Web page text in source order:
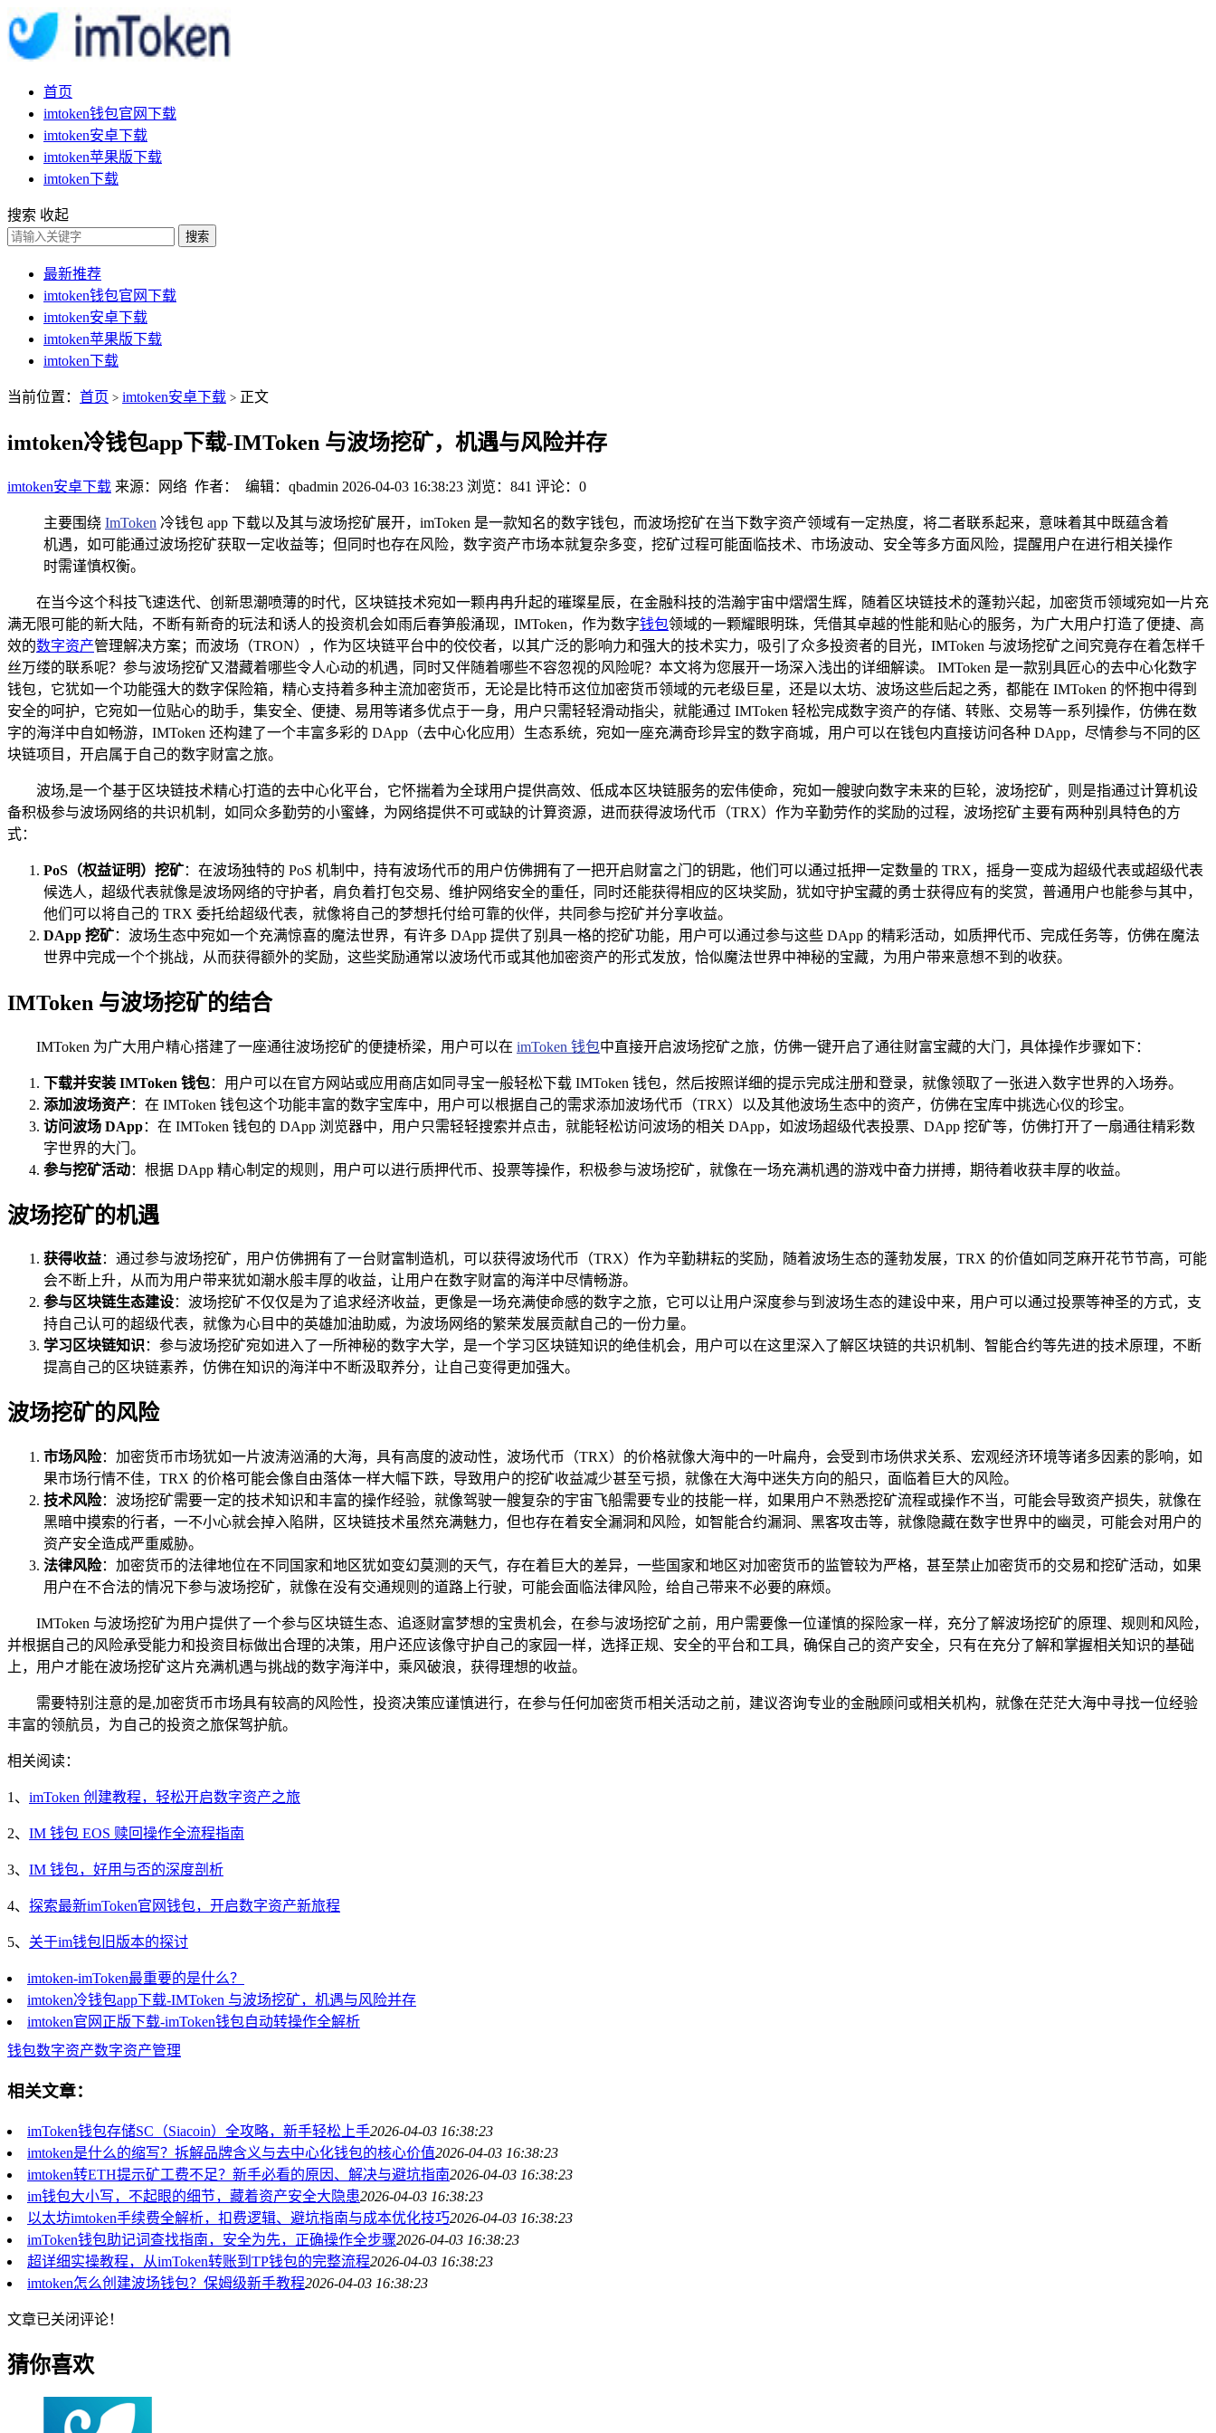
首页
imtoken钱包官网下载
imtoken安卓下载
imtoken苹果版下载
imtoken下载
搜索 收起
搜索
最新推荐
imtoken钱包官网下载
imtoken安卓下载
imtoken苹果版下载
imtoken下载
当前位置： 首页 > imtoken安卓下载 > 正文
imtoken冷钱包app下载-IMToken 与波场挖矿，机遇与风险并存
imtoken安卓下载 来源：网络 作者： 编辑：qbadmin 2026-04-03 16:38:23 浏览：841 评论：0
主要围绕 ImToken 冷钱包 app 下载以及其与波场挖矿展开，imToken 是一款知名的数字钱包，而波场挖矿在当下数字资产领域有一定热度，将二者联系起来，意味着其中既蕴含着
机遇，如可能通过波场挖矿获取一定收益等；但同时也存在风险，数字资产市场本就复杂多变，挖矿过程可能面临技术、市场波动、安全等多方面风险，提醒用户在进行相关操作
时需谨慎权衡。
在当今这个科技飞速迭代、创新思潮喷薄的时代，区块链技术宛如一颗冉冉升起的璀璨星辰，在金融科技的浩瀚宇宙中熠熠生辉，随着区块链技术的蓬勃兴起，加密货币领域宛如一片充
满无限可能的新大陆，不断有新奇的玩法和诱人的投资机会如雨后春笋般涌现，IMToken，作为数字钱包领域的一颗耀眼明珠，凭借其卓越的性能和贴心的服务，为广大用户打造了便捷、高
效的数字资产管理解决方案；而波场（TRON），作为区块链平台中的佼佼者，以其广泛的影响力和强大的技术实力，吸引了众多投资者的目光，IMToken 与波场挖矿之间究竟存在着怎样千
丝万缕的联系呢？参与波场挖矿又潜藏着哪些令人心动的机遇，同时又伴随着哪些不容忽视的风险呢？本文将为您展开一场深入浅出的详细解读。 IMToken 是一款别具匠心的去中心化数字
钱包，它犹如一个功能强大的数字保险箱，精心支持着多种主流加密货币，无论是比特币这位加密货币领域的元老级巨星，还是以太坊、波场这些后起之秀，都能在 IMToken 的怀抱中得到
安全的呵护，它宛如一位贴心的助手，集安全、便捷、易用等诸多优点于一身，用户只需轻轻滑动指尖，就能通过 IMToken 轻松完成数字资产的存储、转账、交易等一系列操作，仿佛在数
字的海洋中自如畅游，IMToken 还构建了一个丰富多彩的 DApp（去中心化应用）生态系统，宛如一座充满奇珍异宝的数字商城，用户可以在钱包内直接访问各种 DApp，尽情参与不同的区
块链项目，开启属于自己的数字财富之旅。
波场,是一个基于区块链技术精心打造的去中心化平台，它怀揣着为全球用户提供高效、低成本区块链服务的宏伟使命，宛如一艘驶向数字未来的巨轮，波场挖矿，则是指通过计算机设
备积极参与波场网络的共识机制，如同众多勤劳的小蜜蜂，为网络提供不可或缺的计算资源，进而获得波场代币（TRX）作为辛勤劳作的奖励的过程，波场挖矿主要有两种别具特色的方
式：
PoS（权益证明）挖矿：在波场独特的 PoS 机制中，持有波场代币的用户仿佛拥有了一把开启财富之门的钥匙，他们可以通过抵押一定数量的 TRX，摇身一变成为超级代表或超级代表
候选人，超级代表就像是波场网络的守护者，肩负着打包交易、维护网络安全的重任，同时还能获得相应的区块奖励，犹如守护宝藏的勇士获得应有的奖赏，普通用户也能参与其中，
他们可以将自己的 TRX 委托给超级代表，就像将自己的梦想托付给可靠的伙伴，共同参与挖矿并分享收益。
DApp 挖矿：波场生态中宛如一个充满惊喜的魔法世界，有许多 DApp 提供了别具一格的挖矿功能，用户可以通过参与这些 DApp 的精彩活动，如质押代币、完成任务等，仿佛在魔法
世界中完成一个个挑战，从而获得额外的奖励，这些奖励通常以波场代币或其他加密资产的形式发放，恰似魔法世界中神秘的宝藏，为用户带来意想不到的收获。
IMToken 与波场挖矿的结合
IMToken 为广大用户精心搭建了一座通往波场挖矿的便捷桥梁，用户可以在 imToken 钱包中直接开启波场挖矿之旅，仿佛一键开启了通往财富宝藏的大门，具体操作步骤如下：
下载并安装 IMToken 钱包：用户可以在官方网站或应用商店如同寻宝一般轻松下载 IMToken 钱包，然后按照详细的提示完成注册和登录，就像领取了一张进入数字世界的入场券。
添加波场资产：在 IMToken 钱包这个功能丰富的数字宝库中，用户可以根据自己的需求添加波场代币（TRX）以及其他波场生态中的资产，仿佛在宝库中挑选心仪的珍宝。
访问波场 DApp：在 IMToken 钱包的 DApp 浏览器中，用户只需轻轻搜索并点击，就能轻松访问波场的相关 DApp，如波场超级代表投票、DApp 挖矿等，仿佛打开了一扇通往精彩数
字世界的大门。
参与挖矿活动：根据 DApp 精心制定的规则，用户可以进行质押代币、投票等操作，积极参与波场挖矿，就像在一场充满机遇的游戏中奋力拼搏，期待着收获丰厚的收益。
波场挖矿的机遇
获得收益：通过参与波场挖矿，用户仿佛拥有了一台财富制造机，可以获得波场代币（TRX）作为辛勤耕耘的奖励，随着波场生态的蓬勃发展，TRX 的价值如同芝麻开花节节高，可能
会不断上升，从而为用户带来犹如潮水般丰厚的收益，让用户在数字财富的海洋中尽情畅游。
参与区块链生态建设：波场挖矿不仅仅是为了追求经济收益，更像是一场充满使命感的数字之旅，它可以让用户深度参与到波场生态的建设中来，用户可以通过投票等神圣的方式，支
持自己认可的超级代表，就像为心目中的英雄加油助威，为波场网络的繁荣发展贡献自己的一份力量。
学习区块链知识：参与波场挖矿宛如进入了一所神秘的数字大学，是一个学习区块链知识的绝佳机会，用户可以在这里深入了解区块链的共识机制、智能合约等先进的技术原理，不断
提高自己的区块链素养，仿佛在知识的海洋中不断汲取养分，让自己变得更加强大。
波场挖矿的风险
市场风险：加密货币市场犹如一片波涛汹涌的大海，具有高度的波动性，波场代币（TRX）的价格就像大海中的一叶扁舟，会受到市场供求关系、宏观经济环境等诸多因素的影响，如
果市场行情不佳，TRX 的价格可能会像自由落体一样大幅下跌，导致用户的挖矿收益减少甚至亏损，就像在大海中迷失方向的船只，面临着巨大的风险。
技术风险：波场挖矿需要一定的技术知识和丰富的操作经验，就像驾驶一艘复杂的宇宙飞船需要专业的技能一样，如果用户不熟悉挖矿流程或操作不当，可能会导致资产损失，就像在
黑暗中摸索的行者，一不小心就会掉入陷阱，区块链技术虽然充满魅力，但也存在着安全漏洞和风险，如智能合约漏洞、黑客攻击等，就像隐藏在数字世界中的幽灵，可能会对用户的
资产安全造成严重威胁。
法律风险：加密货币的法律地位在不同国家和地区犹如变幻莫测的天气，存在着巨大的差异，一些国家和地区对加密货币的监管较为严格，甚至禁止加密货币的交易和挖矿活动，如果
用户在不合法的情况下参与波场挖矿，就像在没有交通规则的道路上行驶，可能会面临法律风险，给自己带来不必要的麻烦。
IMToken 与波场挖矿为用户提供了一个参与区块链生态、追逐财富梦想的宝贵机会，在参与波场挖矿之前，用户需要像一位谨慎的探险家一样，充分了解波场挖矿的原理、规则和风险，
并根据自己的风险承受能力和投资目标做出合理的决策，用户还应该像守护自己的家园一样，选择正规、安全的平台和工具，确保自己的资产安全，只有在充分了解和掌握相关知识的基础
上，用户才能在波场挖矿这片充满机遇与挑战的数字海洋中，乘风破浪，获得理想的收益。
需要特别注意的是,加密货币市场具有较高的风险性，投资决策应谨慎进行，在参与任何加密货币相关活动之前，建议咨询专业的金融顾问或相关机构，就像在茫茫大海中寻找一位经验
丰富的领航员，为自己的投资之旅保驾护航。
相关阅读：
1、 imToken 创建教程，轻松开启数字资产之旅
2、 IM 钱包 EOS 赎回操作全流程指南
3、 IM 钱包，好用与否的深度剖析
4、 探索最新imToken官网钱包，开启数字资产新旅程
5、 关于im钱包旧版本的探讨
imtoken-imToken最重要的是什么？
imtoken冷钱包app下载-IMToken 与波场挖矿，机遇与风险并存
imtoken官网正版下载-imToken钱包自动转操作全解析
钱包数字资产数字资产管理
相关文章：
imToken钱包存储SC（Siacoin）全攻略，新手轻松上手2026-04-03 16:38:23
imtoken是什么的缩写？拆解品牌含义与去中心化钱包的核心价值2026-04-03 16:38:23
imtoken转ETH提示矿工费不足？新手必看的原因、解决与避坑指南2026-04-03 16:38:23
im钱包大小写，不起眼的细节，藏着资产安全大隐患2026-04-03 16:38:23
以太坊imtoken手续费全解析，扣费逻辑、避坑指南与成本优化技巧2026-04-03 16:38:23
imToken钱包助记词查找指南，安全为先，正确操作全步骤2026-04-03 16:38:23
超详细实操教程，从imToken转账到TP钱包的完整流程2026-04-03 16:38:23
imtoken怎么创建波场钱包？保姆级新手教程2026-04-03 16:38:23
文章已关闭评论！
猜你喜欢